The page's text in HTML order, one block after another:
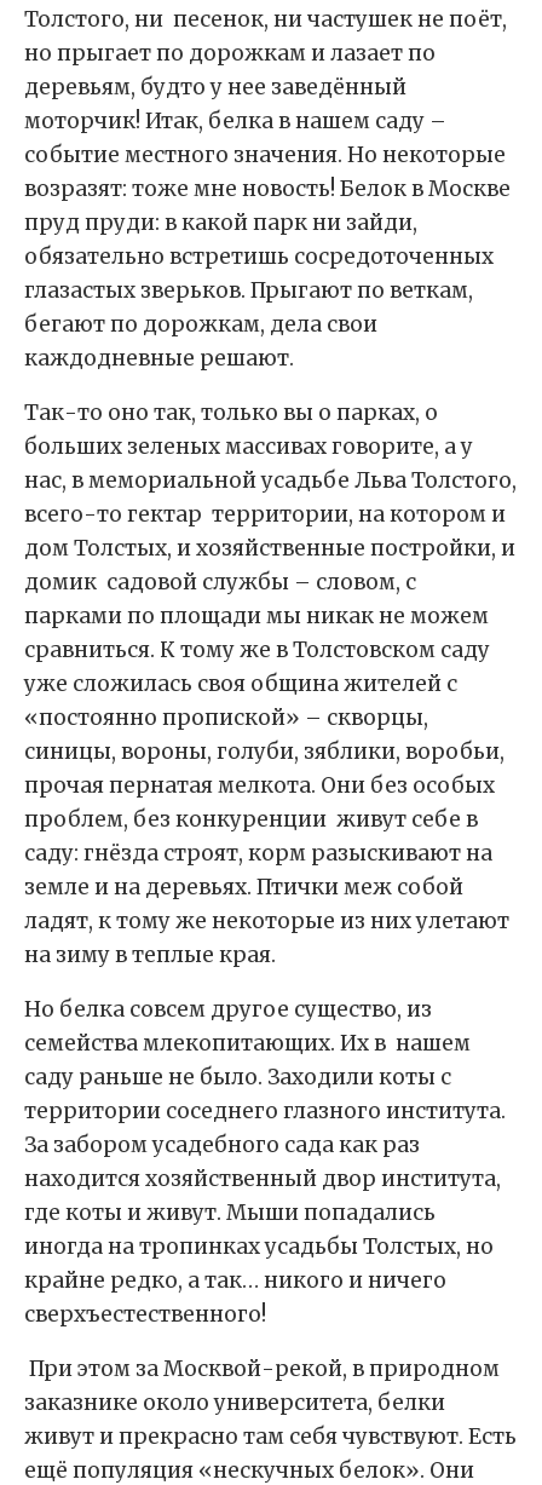
Толстого, ни песенок, ни частушек не поёт,
но прыгает по дорожкам и лазает по
деревьям, будто у нее заведённый
моторчик! Итак, белка в нашем саду –
событие местного значения. Но некоторые
возразят: тоже мне новость! Белок в Москве
пруд пруди: в какой парк ни зайди,
обязательно встретишь сосредоточенных
глазастых зверьков. Прыгают по веткам,
бегают по дорожкам, дела свои
каждодневные решают.
Так-то оно так, только вы о парках, о
больших зеленых массивах говорите, а у
нас, в мемориальной усадьбе Льва Толстого,
всего-то гектар территории, на котором и
дом Толстых, и хозяйственные постройки, и
домик садовой службы – словом, с
парками по площади мы никак не можем
сравниться. К тому же в Толстовском саду
уже сложилась своя община жителей с
«постоянно пропиской» – скворцы,
синицы, вороны, голуби, зяблики, воробьи,
прочая пернатая мелкота. Они без особых
проблем, без конкуренции живут себе в
саду: гнёзда строят, корм разыскивают на
земле и на деревьях. Птички меж собой
ладят, к тому же некоторые из них улетают
на зиму в теплые края.
Но белка совсем другое существо, из
семейства млекопитающих. Их в нашем
саду раньше не было. Заходили коты с
территории соседнего глазного института.
За забором усадебного сада как раз
находится хозяйственный двор института,
где коты и живут. Мыши попадались
иногда на тропинках усадьбы Толстых, но
крайне редко, а так… никого и ничего
сверхъестественного!
При этом за Москвой-рекой, в природном
заказнике около университета, белки
живут и прекрасно там себя чувствуют. Есть
ещё популяция «нескучных белок». Они